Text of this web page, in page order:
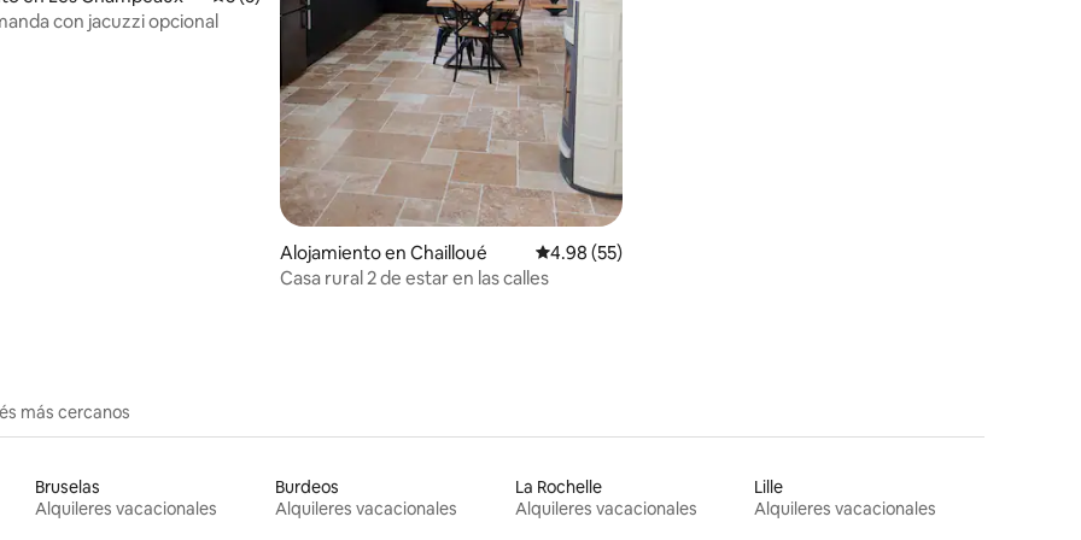
con jacuzzi opcional
Alojamiento en Chailloué Calificación promedio: 4.98 de 5, 55 reseñas
4.98 (55)
Casa rural 2 de estar en las calles
más cercanos
Bruselas
Alquileres vacacionales
Burdeos
Alquileres vacacionales
La Rochelle
Alquileres vacacionales
Lille
Alquileres vacacionales